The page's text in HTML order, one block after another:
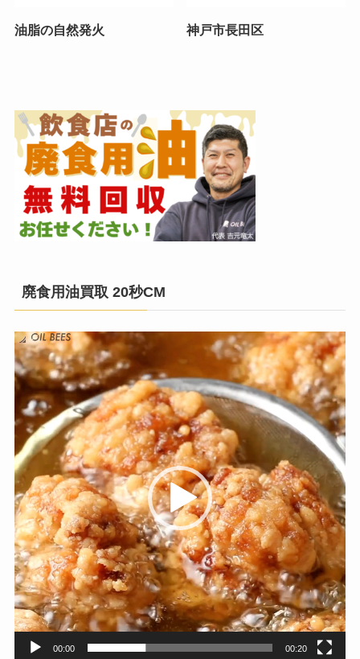
油脂の自然発火 神戸市長田区
廃食用油買取 20秒CM
動
画
プ
ー
ヤ
ー
00:00 00:20